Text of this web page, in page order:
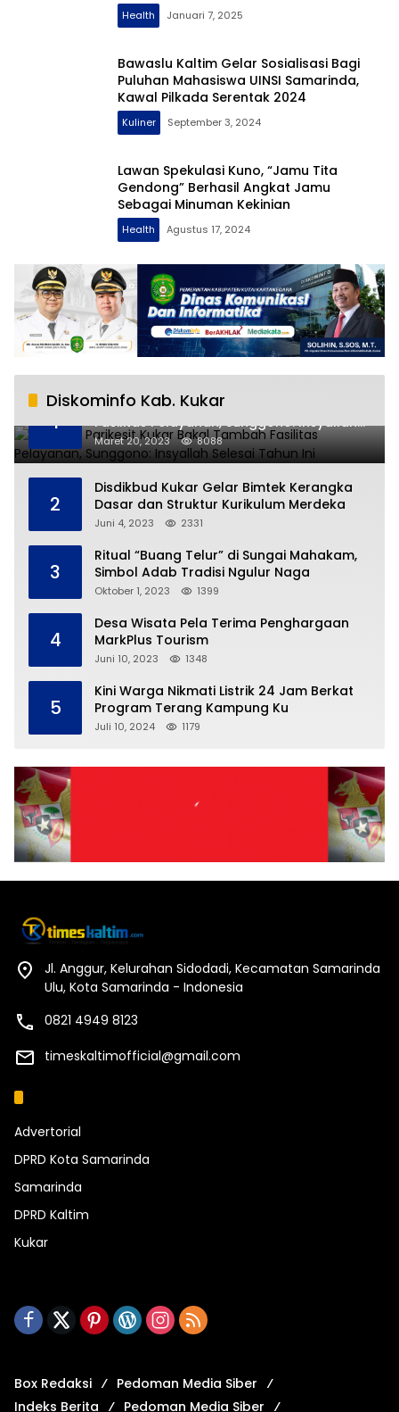
Health Januari 7, 2025
Bawaslu Kaltim Gelar Sosialisasi Bagi
Puluhan Mahasiswa UINSI Samarinda,
Kawal Pilkada Serentak 2024
Kuliner September 3, 2024
Lawan Spekulasi Kuno, “Jamu Tita
Gendong” Berhasil Angkat Jamu
Sebagai Minuman Kekinian
Health Agustus 17, 2024
Diskominfo Kab. Kukar
1
RSUD AM Parikesit Kukar Bakal Tambah
Fasilitas Pelayanan, Sunggono: Insyallah
Selesai Tahun Ini
Maret 20, 2023 8088
2
Disdikbud Kukar Gelar Bimtek Kerangka
Dasar dan Struktur Kurikulum Merdeka
Juni 4, 2023 2331
3
Ritual “Buang Telur” di Sungai Mahakam,
Simbol Adab Tradisi Ngulur Naga
Oktober 1, 2023 1399
4
Desa Wisata Pela Terima Penghargaan
MarkPlus Tourism
Juni 10, 2023 1348
5
Kini Warga Nikmati Listrik 24 Jam Berkat
Program Terang Kampung Ku
Juli 10, 2024 1179
Jl. Anggur, Kelurahan Sidodadi, Kecamatan Samarinda
Ulu, Kota Samarinda - Indonesia
0821 4949 8123
timeskaltimofficial@gmail.com
Advertorial
DPRD Kota Samarinda
Samarinda
DPRD Kaltim
Kukar
Box Redaksi
Pedoman Media Siber
Indeks Berita
Pedoman Media Siber